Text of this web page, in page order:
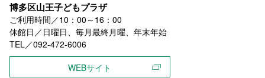
博多区山王子どもプラザ
ご利用時間／10：00～16：00
休館日／日曜日、毎月最終月曜、年末年始
TEL／092-472-6006
WEBサイト